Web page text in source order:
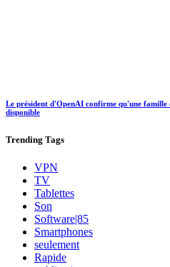
Le président d'OpenAI confirme qu'une
disponible
Trending Tags
VPN
TV
Tablettes
Son
Software|85
Smartphones
seulement
Rapide